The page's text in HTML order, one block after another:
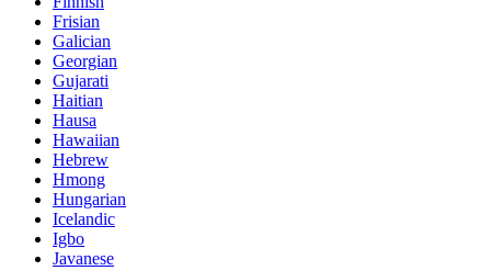
Frisian
Galician
Georgian
Gujarati
Haitian
Hausa
Hawaiian
Hebrew
Hmong
Hungarian
Icelandic
Igbo
Javanese